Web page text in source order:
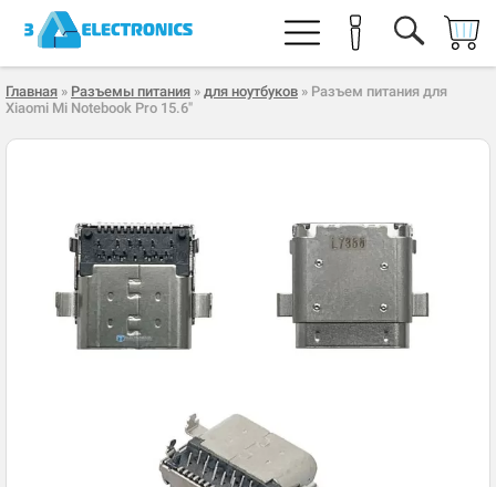
Главная » Разъемы питания » для ноутбуков » Разъем питания для
Xiaomi Mi Notebook Pro 15.6"